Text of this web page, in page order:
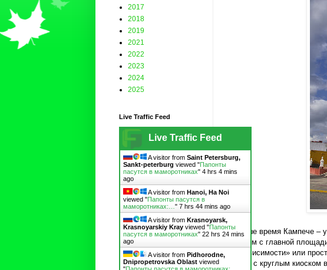
В наше время Кампече –
начнём с главной
Независимости» или
сквер с круглым
2017
2018
2019
2021
2022
2023
2024
2025
Live Traffic Feed
Live Traffic Feed
A visitor from Saint Petersburg,
Sankt-peterburg viewed "Папонты
пасутся в маморотниках" 4 hrs 4 mins
ago
A visitor from Hanoi, Ha Noi
viewed "Папонты пасутся в
маморотниках:… " 7 hrs 44 mins ago
A visitor from Krasnoyarsk,
Krasnoyarskiy Kray viewed "Папонты
пасутся в маморотниках" 22 hrs 24 mins
ago
A visitor from Pidhorodne,
Dnipropetrovska Oblast viewed